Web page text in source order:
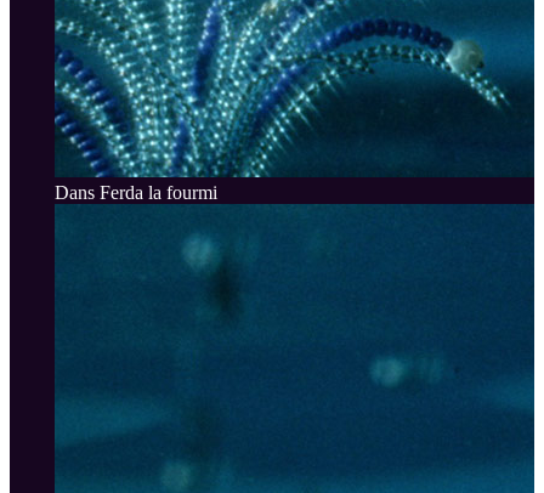
Dans Ferda la fourmi